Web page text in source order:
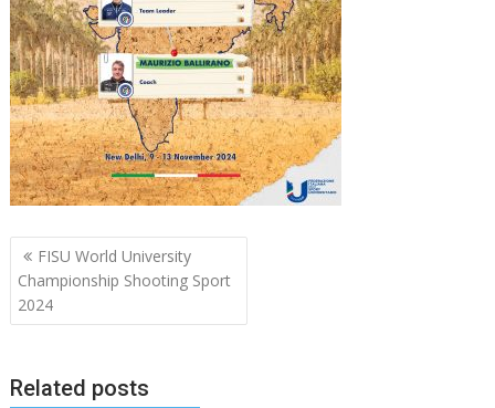
Navigazione
articoli
FISU World University
Championship Shooting Sport
2024
Related posts